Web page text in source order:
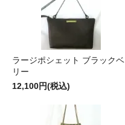
ラージポシェット ブラックベ
リー
12,100円(税込)